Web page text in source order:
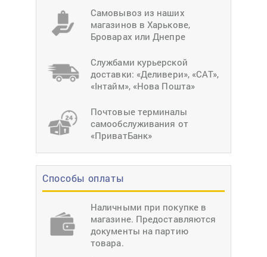
Самовывоз из наших
магазинов в Харькове,
Броварах или Днепре
Службами курьерской
доставки: «Деливери», «САТ»,
«Інтайм», «Нова Пошта»
Почтовые терминалы
самообслуживания от
«ПриватБанк»
Способы оплаты
Наличными при покупке в
магазине. Предоставляются
документы на партию
товара.